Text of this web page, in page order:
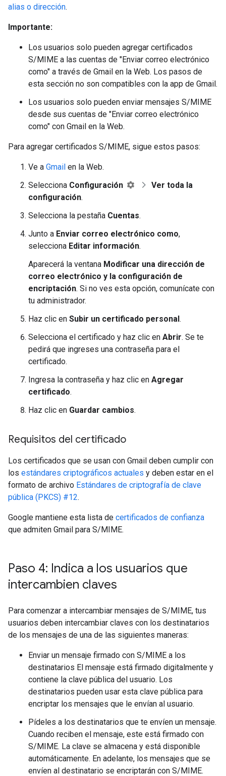
alias o dirección.
Importante:
Los usuarios solo pueden agregar certificados
S/MIME a las cuentas de "Enviar correo electrónico
como" a través de Gmail en la Web. Los pasos de
esta sección no son compatibles con la app de Gmail.
Los usuarios solo pueden enviar mensajes S/MIME
desde sus cuentas de "Enviar correo electrónico
como" con Gmail en la Web.
Para agregar certificados S/MIME, sigue estos pasos:
Ve a Gmail en la Web.
Selecciona Configuración
Ver toda la
configuración.
Selecciona la pestaña Cuentas.
Junto a Enviar correo electrónico como,
selecciona Editar información.
Aparecerá la ventana Modificar una dirección de
correo electrónico y la configuración de
encriptación. Si no ves esta opción, comunícate con
tu administrador.
Haz clic en Subir un certificado personal.
Selecciona el certificado y haz clic en Abrir. Se te
pedirá que ingreses una contraseña para el
certificado.
Ingresa la contraseña y haz clic en Agregar
certificado.
Haz clic en Guardar cambios.
Requisitos del certificado
Los certificados que se usan con Gmail deben cumplir con
los estándares criptográficos actuales y deben estar en el
formato de archivo Estándares de criptografía de clave
pública (PKCS) #12.
Google mantiene esta lista de certificados de confianza
que admiten Gmail para S/MIME.
Paso 4: Indica a los usuarios que
intercambien claves
Para comenzar a intercambiar mensajes de S/MIME, tus
usuarios deben intercambiar claves con los destinatarios
de los mensajes de una de las siguientes maneras:
Enviar un mensaje firmado con S/MIME a los
destinatarios El mensaje está firmado digitalmente y
contiene la clave pública del usuario. Los
destinatarios pueden usar esta clave pública para
encriptar los mensajes que le envían al usuario.
Pídeles a los destinatarios que te envíen un mensaje.
Cuando reciben el mensaje, este está firmado con
S/MIME. La clave se almacena y está disponible
automáticamente. En adelante, los mensajes que se
envíen al destinatario se encriptarán con S/MIME.